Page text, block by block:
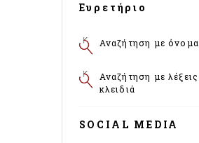
Ευρετήριο
Αναζήτηση με όνομα
Αναζήτηση με λέξεις
κλειδιά
SOCIAL MEDIA